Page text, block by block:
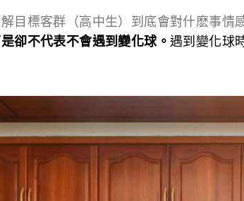
目標客群（高中生）到底會對什麽事
卻不代表不會遇到變化球。 遇到變化球